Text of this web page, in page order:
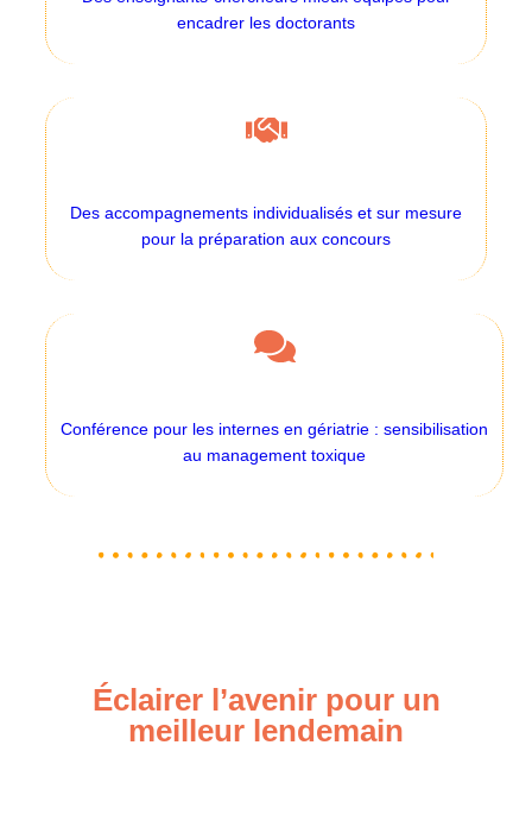
encadrer les doctorants
Des accompagnements individualisés et sur mesure
pour la préparation aux concours
Conférence pour les internes en gériatrie : sensibilisation
au management toxique
Éclairer l’avenir pour un
meilleur lendemain